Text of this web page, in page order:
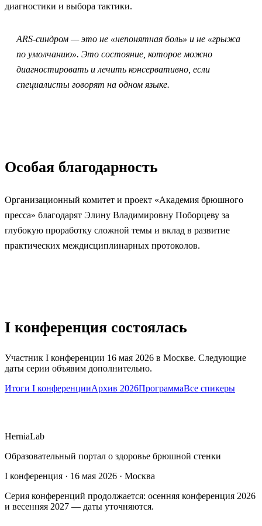
диагностики и выбора тактики.
ARS-синдром — это не «непонятная боль» и не «грыжа
по умолчанию». Это состояние, которое можно
диагностировать и лечить консервативно, если
специалисты говорят на одном языке.
Особая благодарность
Организационный комитет и проект «Академия брюшного
пресса» благодарят Элину Владимировну Поборцеву за
глубокую проработку сложной темы и вклад в развитие
практических междисциплинарных протоколов.
I конференция состоялась
Участник I конференции 16 мая 2026 в Москве. Следующие
даты серии объявим дополнительно.
Итоги I конференцииАрхив 2026ПрограммаВсе спикеры
HerniaLab
Образовательный портал о здоровье брюшной стенки
I конференция · 16 мая 2026 · Москва
Серия конференций продолжается: осенняя конференция 2026
и весенняя 2027 — даты уточняются.